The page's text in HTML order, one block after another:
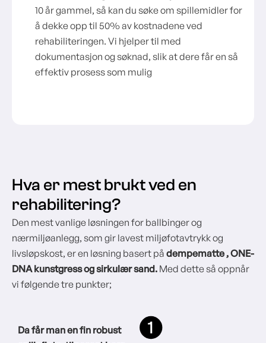
10 år gammel, så kan du søke om spillemidler for
å dekke opp til 50% av kostnadene ved
rehabiliteringen. Vi hjelper til med
dokumentasjon og søknad, slik at dere får en så
effektiv prosess som mulig
Hva er mest brukt ved en
rehabilitering?
Den mest vanlige løsningen for ballbinger og
nærmiljøanlegg, som gir lavest miljøfotavtrykk og
livsløpskost, er en løsning basert på dempematte , ONE-
DNA kunstgress og sirkulær sand. Med dette så oppnår
vi følgende tre punkter;
Da får man en fin robust